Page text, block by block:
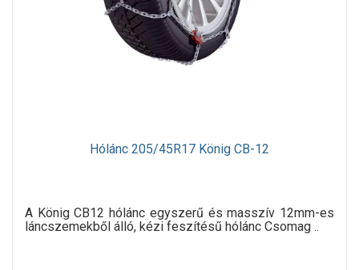
Hólánc 205/45R17 König CB-12
A König CB12 hólánc egyszerű és masszív 12mm-es
láncszemekből álló, kézi feszítésű hólánc Csomag ..